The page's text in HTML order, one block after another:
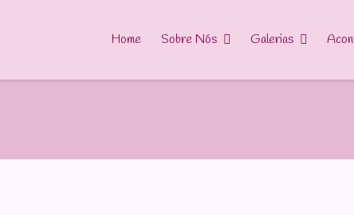
Home Sobre Nós Galerias